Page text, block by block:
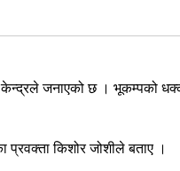
जनाएको छ । भूकम्पको
प्रवक्ता किशोर जोशीले बताए ।